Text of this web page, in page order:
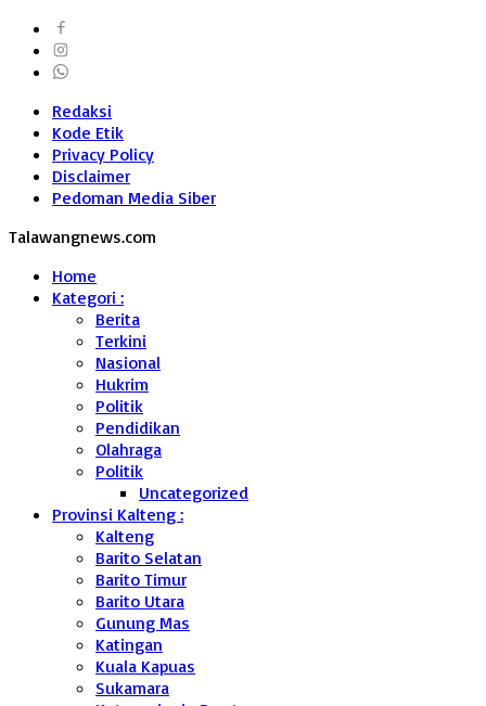
Redaksi
Kode Etik
Privacy Policy
Disclaimer
Pedoman Media Siber
Talawangnews.com
Home
Kategori :
Berita
Terkini
Nasional
Hukrim
Politik
Pendidikan
Olahraga
Politik
Uncategorized
Provinsi Kalteng :
Kalteng
Barito Selatan
Barito Timur
Barito Utara
Gunung Mas
Katingan
Kuala Kapuas
Sukamara